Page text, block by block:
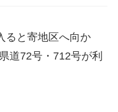
ると寄地区へ向か
道72号・712号が利